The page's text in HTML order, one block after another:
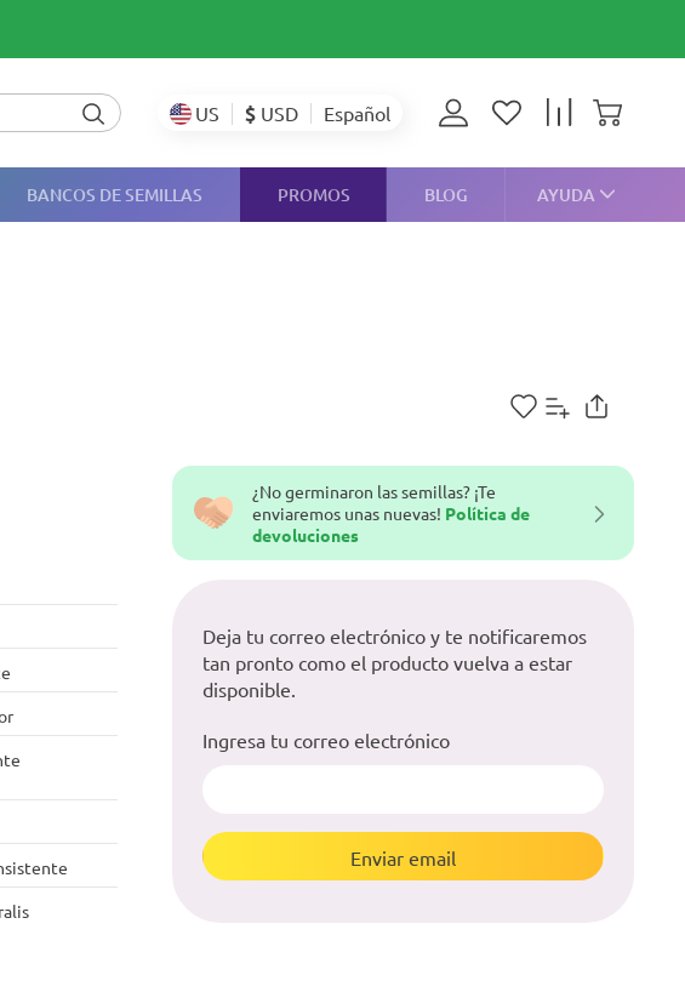
US $ USD Español
BANCOS DE SEMILLAS PROMOS BLOG AYUDA
¿No germinaron las semillas? ¡Te
enviaremos unas nuevas! Política de
devoluciones
Deja tu correo electrónico y te notificaremos
tan pronto como el producto vuelva a estar
disponible.
Ingresa tu correo electrónico
Enviar email